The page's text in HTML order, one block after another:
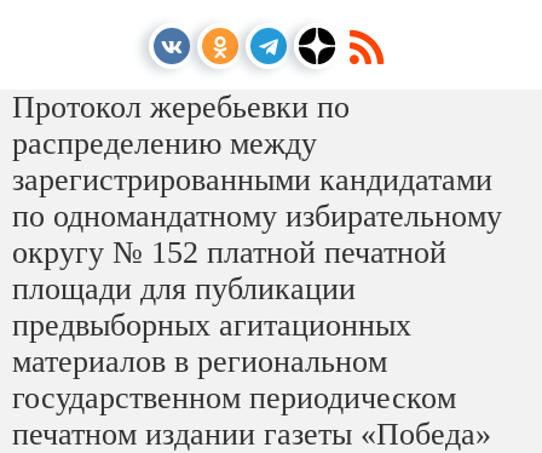
Протокол жеребьевки по
распределению между
зарегистрированными кандидатами
по одномандатному избирательному
округу № 152 платной печатной
площади для публикации
предвыборных агитационных
материалов в региональном
государственном периодическом
печатном издании газеты «Победа»